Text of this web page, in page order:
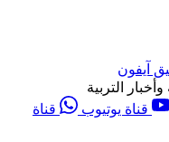
آيفون
التربية
قناة يوتيوب
قناة